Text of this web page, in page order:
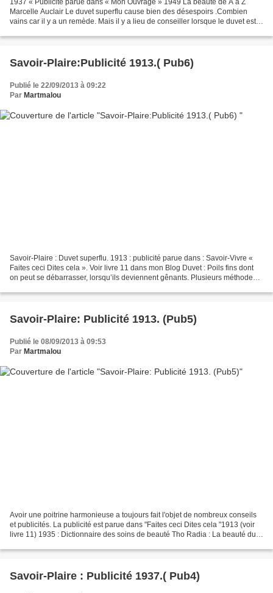
Marcelle Auclair Le duvet superflu cause bien des désespoirs .Combien
vains car il y a un remède. Mais il y a lieu de conseiller lorsque le duvet est
Savoir-Plaire:Publicité 1913.( Pub6)
Publié le 22/09/2013 à 09:22
Par Martmalou
Savoir-Plaire : Duvet superflu. 1913 : publicité parue dans : Savoir-Vivre «
Faites ceci Dites cela ». Voir livre 11 dans mon Blog Duvet : Poils fins dont
on peut se débarrasser, lorsqu’ils deviennent gênants. Plusieurs méthodes
Savoir-Plaire: Publicité 1913. (Pub5)
Publié le 08/09/2013 à 09:53
Par Martmalou
Avoir une poitrine harmonieuse a toujours fait l'objet de nombreux conseils
et publicités. La publicité est parue dans "Faites ceci Dites cela "1913 (voir
livre 11) 1935 : Dictionnaire des soins de beauté Tho Radia : La beauté du
Savoir-Plaire : Publicité 1937.( Pub4)